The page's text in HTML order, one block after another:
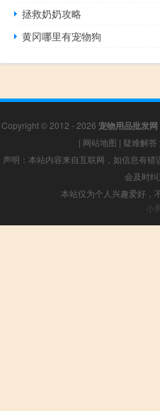
拯救奶奶攻略
黄冈哪里有宠物狗
Copyright © 2012 - 2026 宠物用品批发网
| 网站地图 | 疑难解答
声明：本站内容来自互联网，如信息有
会及时
本站仅为个人兴趣爱好，
小